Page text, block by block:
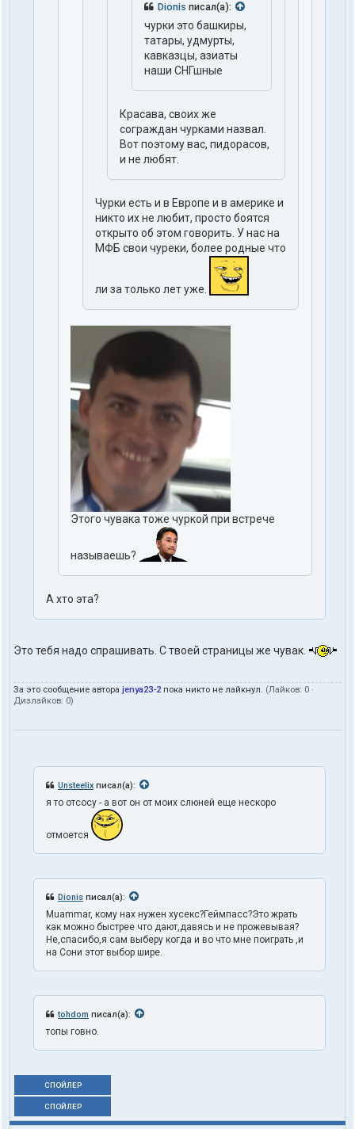
Dionis писал(а):
чурки это башкиры,
татары, удмурты,
кавказцы, азиаты
наши СНГшные
Красава, своих же
сограждан чурками назвал.
Вот поэтому вас, пидорасов,
и не любят.
Чурки есть и в Европе и в америке и
никто их не любит, просто боятся
открыто об этом говорить. У нас на
МФБ свои чуреки, более родные что
ли за только лет уже.
Этого чувака тоже чуркой при встрече
называешь?
А хто эта?
Это тебя надо спрашивать. С твоей страницы же чувак.
За это сообщение автора jenya23-2 пока никто не лайкнул. (Лайков: 0 ·
Дизлайков: 0)
Unsteelix писал(а):
я то отсосу - а вот он от моих слюней еще нескоро
отмоется
Dionis писал(а):
Muammar, кому нах нужен хусекс?Геймпасс?Это жрать
как можно быстрее что дают,давясь и не прожевывая?
Не,спасибо,я сам выберу когда и во что мне поиграть ,и
на Сони этот выбор шире.
tohdom писал(а):
топы говно.
СПОЙЛЕР
СПОЙЛЕР